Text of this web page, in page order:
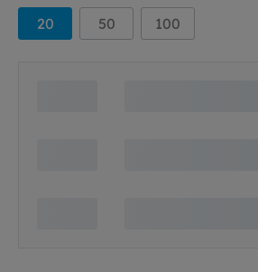
20
50 100